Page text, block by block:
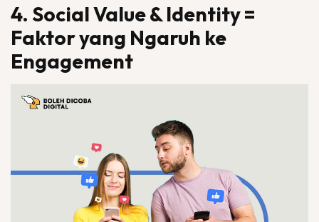
4. Social Value & Identity =
Faktor yang Ngaruh ke
Engagement